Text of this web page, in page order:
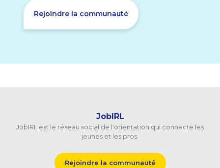
Rejoindre la communauté
JobIRL
JobIRL est le réseau social de l'orientation qui connecte les
jeunes et les pros.
Rejoindre la communauté